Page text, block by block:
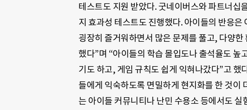
테스트도 지원 받았다. 굿네이버스와 파트너십
지 효과성 테스트도 진행했다. 아이들의 반응은
굉장히 즐거워하면서 많은 문제를 풀고, 다양
했다”며 “아이들의 학습 몰입도나 출석율도
기도 하고, 게임 규칙도 쉽게 익혀나갔다”고 했
들에게 익숙하도록 면밀하게 현지화를 한 것이
는 아이들 커뮤니티나 난민 수용소 등에서도 실